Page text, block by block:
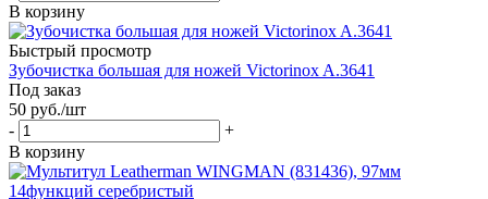
В корзину
Быстрый просмотр
Зубочистка большая для ножей Victorinox A.3641
Под заказ
50 руб./шт
-
+
В корзину